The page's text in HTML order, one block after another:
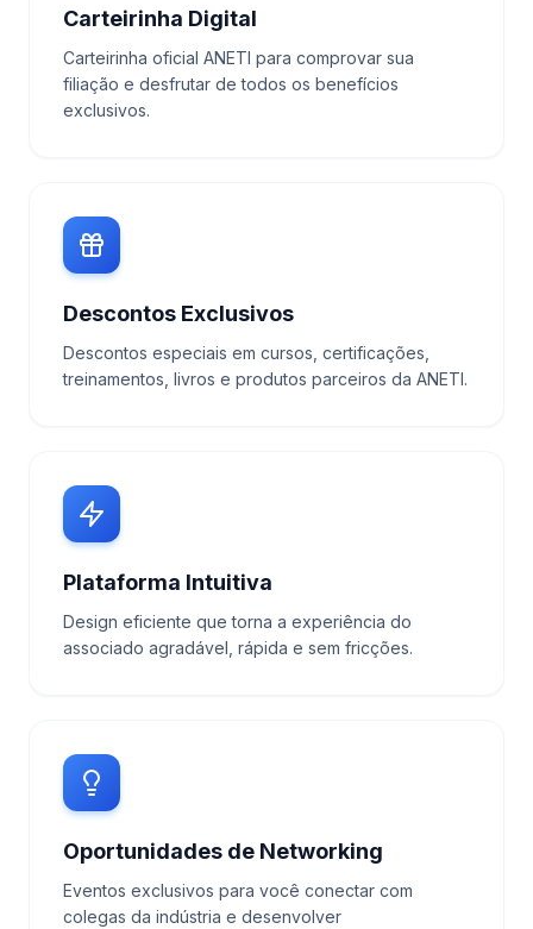
Carteirinha Digital
Carteirinha oficial ANETI para comprovar sua
filiação e desfrutar de todos os benefícios
exclusivos.
Descontos Exclusivos
Descontos especiais em cursos, certificações,
treinamentos, livros e produtos parceiros da ANETI.
Plataforma Intuitiva
Design eficiente que torna a experiência do
associado agradável, rápida e sem fricções.
Oportunidades de Networking
Eventos exclusivos para você conectar com
colegas da indústria e desenvolver